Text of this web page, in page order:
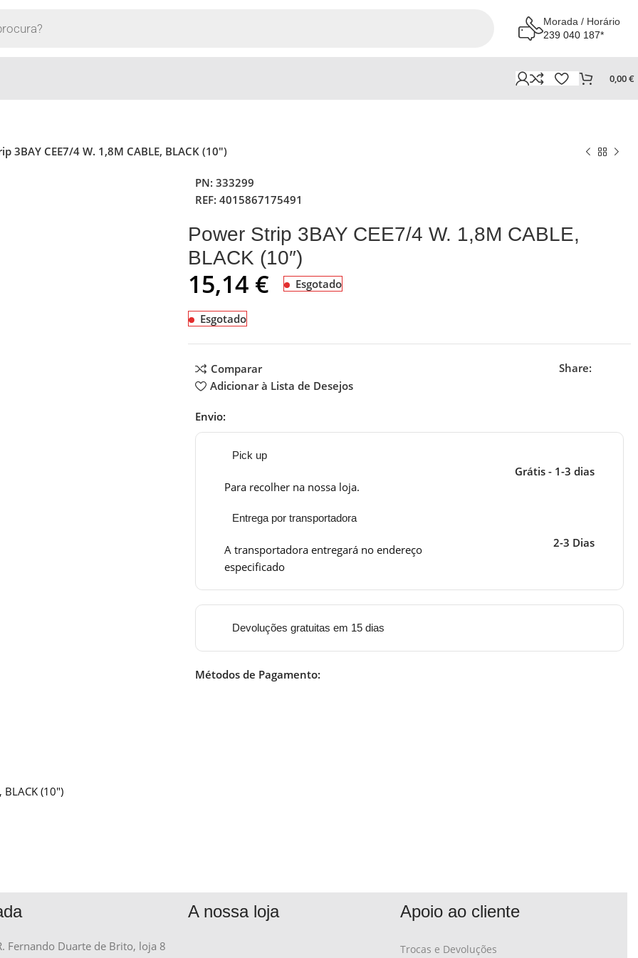
Morada / Horário
239 040 187*
0,00€
3BAY CEE7/4 W. 1,8M CABLE, BLACK (10″)
PN: 333299
REF: 4015867175491
Power Strip 3BAY CEE7/4 W. 1,8M CABLE,
BLACK (10″)
15,14 € Esgotado
Esgotado
Comparar
Adicionar à Lista de Desejos
Share:
Envio:
Pick up
Para recolher na nossa loja.
Grátis - 1-3 dias
Entrega por transportadora
A transportadora entregará no endereço
especificado
2-3 Dias
Devoluções gratuitas em 15 dias
Métodos de Pagamento:
(10″)
Fernando Duarte de Brito, loja 8
A nossa loja Apoio ao cliente
Trocas e Devoluções